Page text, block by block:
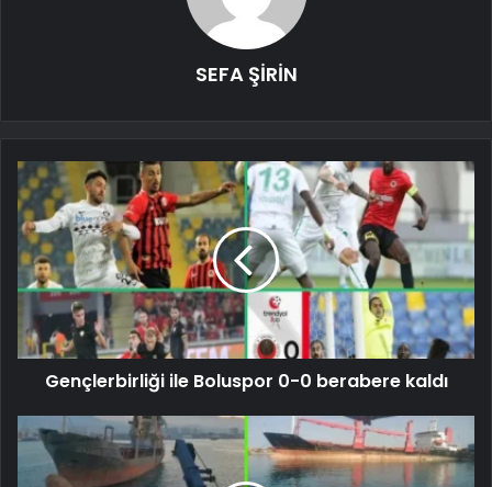
SEFA ŞİRİN
Gençlerbirliği ile Boluspor 0-0 berabere kaldı